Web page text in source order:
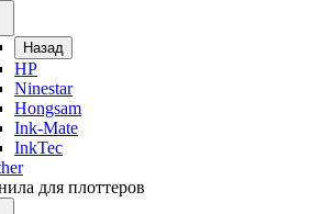
Назад
HP
Ninestar
Hongsam
Ink-Mate
InkTec
для плоттеров